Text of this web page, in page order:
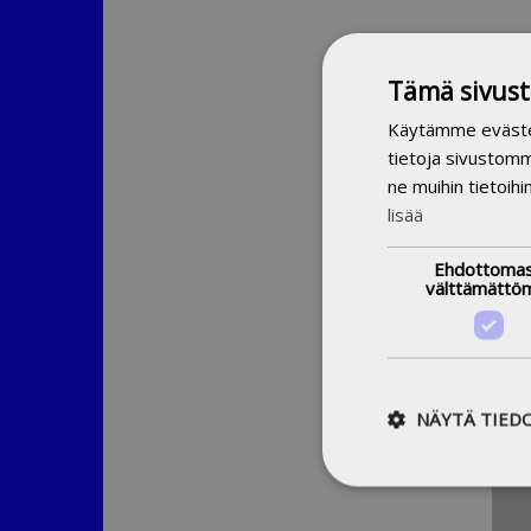
Tämä
Käytämme
tietoja
ne muihin
lisää
NÄYTÄ